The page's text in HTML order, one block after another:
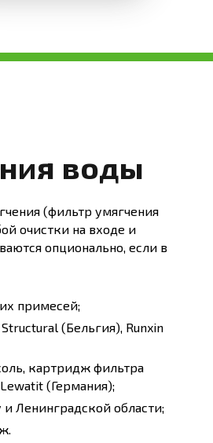
воды
(фильтр умягчения
очистки на входе и
опционально, если в
примесей;
(Бельгия), Runxin
картридж фильтра
(Германия);
и Ленинградской области;